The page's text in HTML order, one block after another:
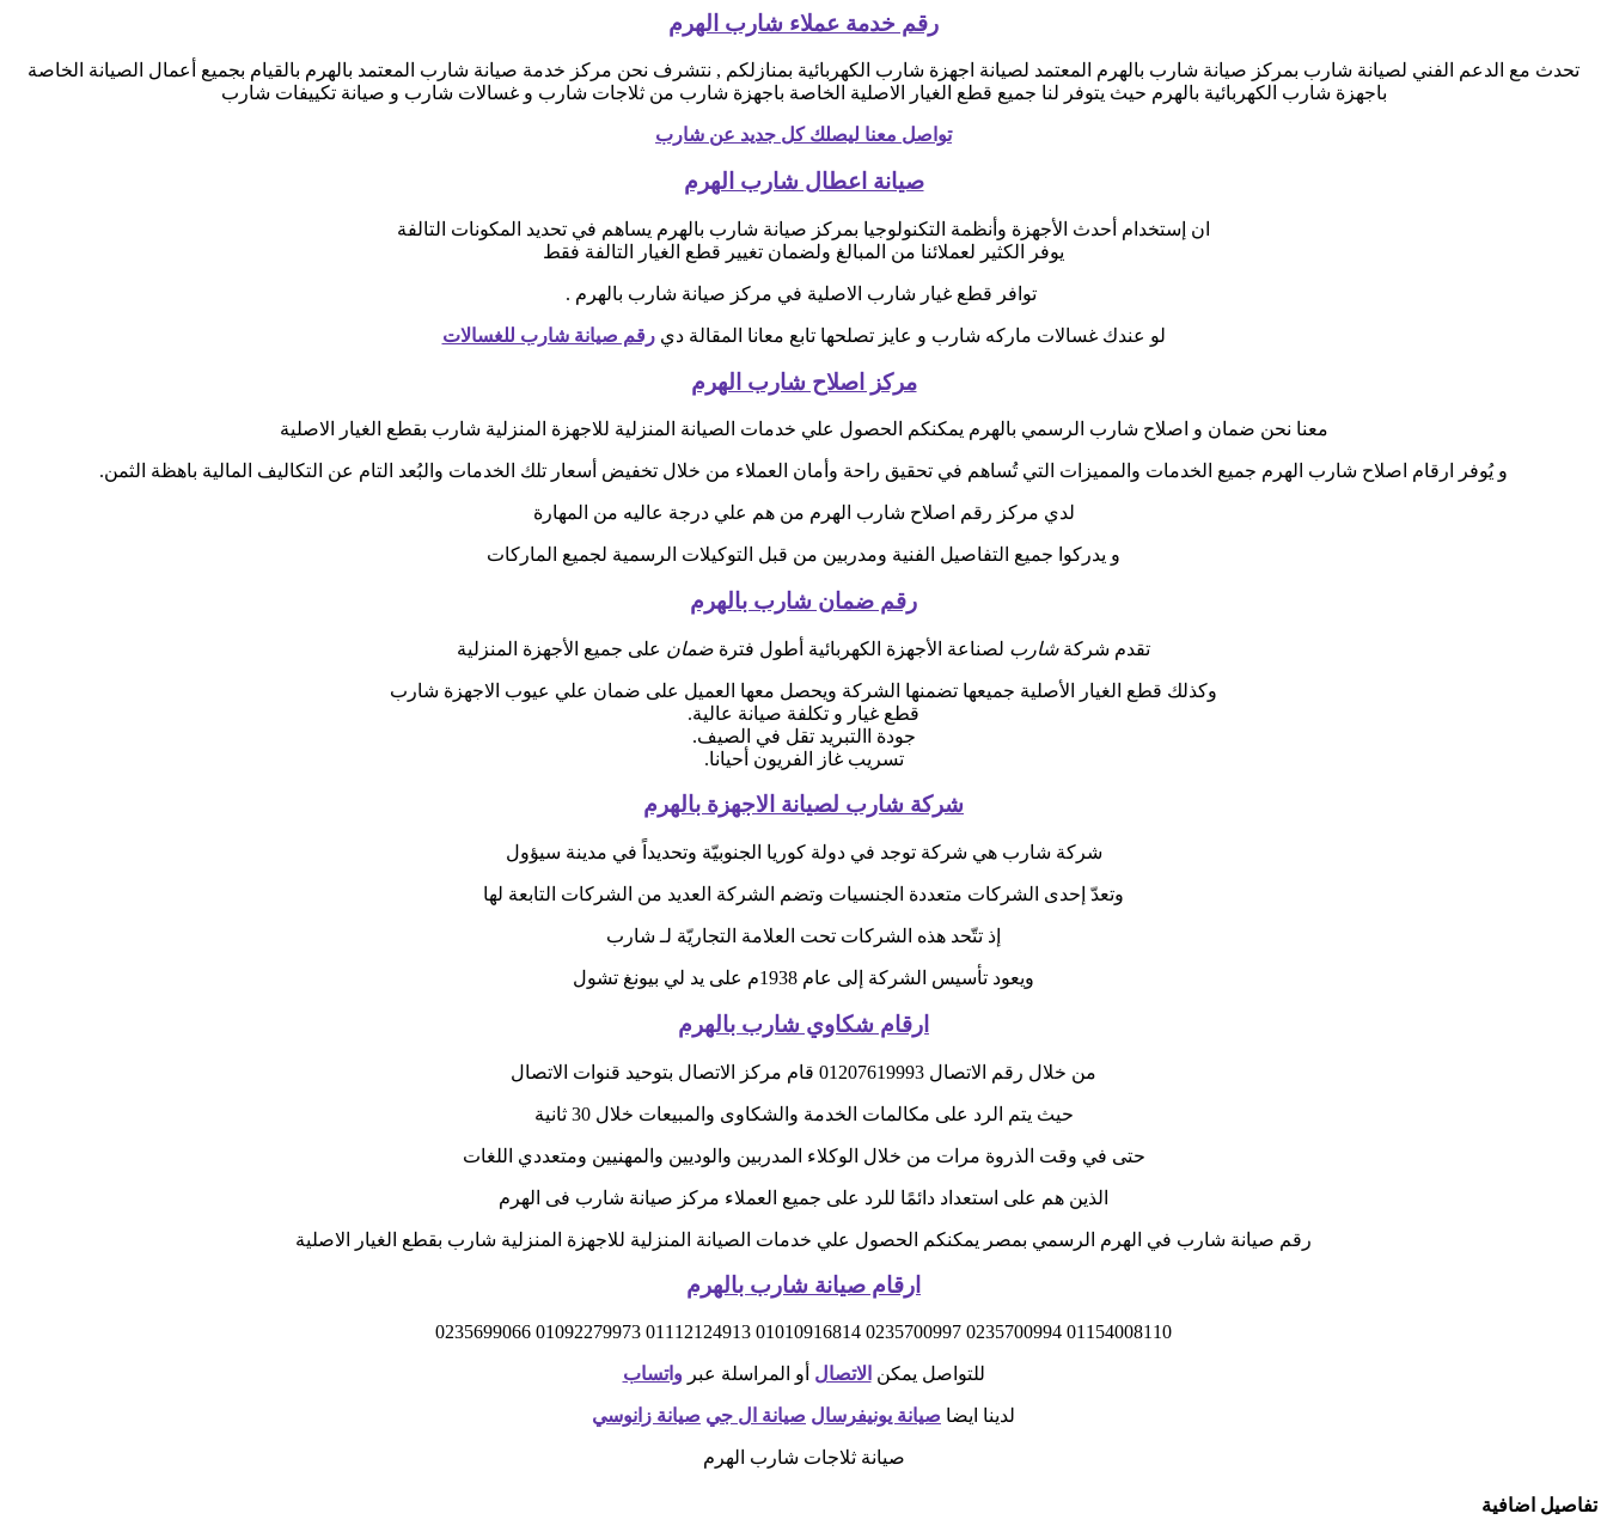
رقم خدمة عملاء شارب الهرم
تحدث مع الدعم الفني لصيانة شارب بمركز صيانة شارب بالهرم المعتمد لصيانة اجهزة شارب الكهربائية بمنازلكم , نتشرف نحن مركز خدمة صيانة شارب المعتمد بالهرم بالقيام بجميع أعمال الصيانة الخاصة
باجهزة شارب الكهربائية بالهرم حيث يتوفر لنا جميع قطع الغيار الاصلية الخاصة باجهزة شارب من ثلاجات شارب و غسالات شارب و صيانة تكييفات شارب
تواصل معنا ليصلك كل جديد عن شارب
صيانة اعطال شارب الهرم
ان إستخدام أحدث الأجهزة وأنظمة التكنولوجيا بمركز صيانة شارب بالهرم يساهم في تحديد المكونات التالفة
يوفر الكثير لعملائنا من المبالغ ولضمان تغيير قطع الغيار التالفة فقط
توافر قطع غيار شارب الاصلية في مركز صيانة شارب بالهرم .
لو عندك غسالات ماركه شارب و عايز تصلحها تابع معانا المقالة ديرقم صيانة شارب للغسالات
مركز اصلاح شارب الهرم
معنا نحن ضمان و اصلاح شارب الرسمي بالهرم يمكنكم الحصول علي خدمات الصيانة المنزلية للاجهزة المنزلية شارب بقطع الغيار الاصلية
و يُوفر ارقام اصلاح شارب الهرم جميع الخدمات والمميزات التي تُساهم في تحقيق راحة وأمان العملاء من خلال تخفيض أسعار تلك الخدمات والبُعد التام عن التكاليف المالية باهظة الثمن.
لدي مركز رقم اصلاح شارب الهرم من هم علي درجة عاليه من المهارة
و يدركوا جميع التفاصيل الفنية ومدربين من قبل التوكيلات الرسمية لجميع الماركات
رقم ضمان شارب بالهرم
تقدم شركةشارب لصناعة الأجهزة الكهربائية أطول فترة ضمان على جميع الأجهزة المنزلية
وكذلك قطع الغيار الأصلية جميعها تضمنها الشركة ويحصل معها العميل على ضمان علي عيوب الاجهزة شارب
قطع غيار و تكلفة صيانة عالية.
جودة االتبريد تقل في الصيف.
تسريب غاز الفريون أحيانا.
شركة شارب لصيانة الاجهزة بالهرم
شركة شارب هي شركة توجد في دولة كوريا الجنوبيّة وتحديداً في مدينة سيؤول
وتعدّ إحدى الشركات متعددة الجنسيات وتضم الشركة العديد من الشركات التابعة لها
إذ تتّحد هذه الشركات تحت العلامة التجاريّة لـ شارب
ويعود تأسيس الشركة إلى عام 1938م على يد لي بيونغ تشول
ارقام شكاوي شارب بالهرم
من خلال رقم الاتصال 01207619993 قام مركز الاتصال بتوحيد قنوات الاتصال
حيث يتم الرد على مكالمات الخدمة والشكاوى والمبيعات خلال 30 ثانية
حتى في وقت الذروة مرات من خلال الوكلاء المدربين والوديين والمهنيين ومتعددي اللغات
الذين هم على استعداد دائمًا للرد على جميع العملاء مركز صيانة شارب فى الهرم
رقم صيانة شارب في الهرم الرسمي بمصر يمكنكم الحصول علي خدمات الصيانة المنزلية للاجهزة المنزلية شارب بقطع الغيار الاصلية
ارقام صيانة شارب بالهرم
01154008110 0235700994 0235700997 01010916814 01112124913 01092279973 0235699066
للتواصل يمكن الاتصال أو المراسلة عبرواتساب
لدينا ايضا صيانة يونيفرسال صيانة ال جي صيانة زانوسي
صيانة ثلاجات شارب الهرم
تفاصيل اضافية